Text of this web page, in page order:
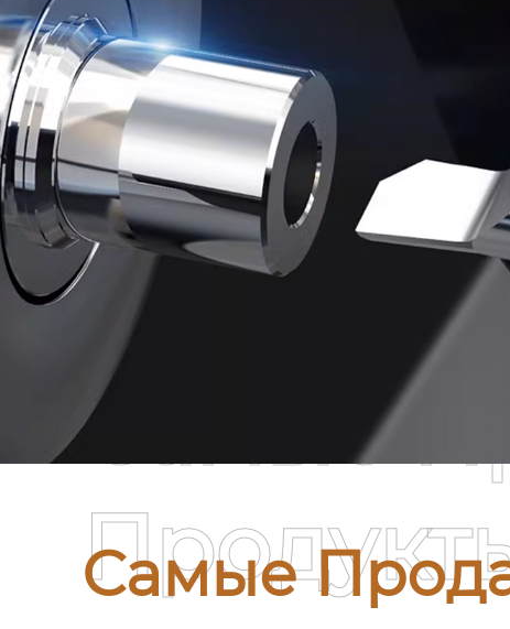
Самые
Самые